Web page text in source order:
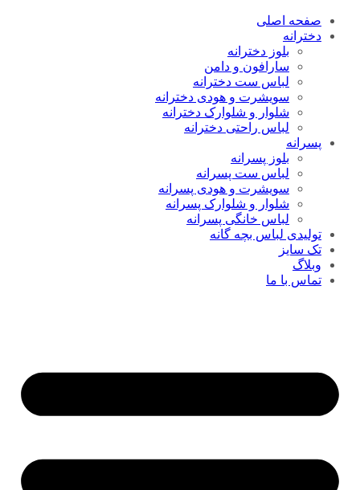
صفحه اصلی
دخترانه
بلوز دخترانه
سارافون و دامن
لباس ست دخترانه
سویشرت و هودی دخترانه
شلوار و شلوارک دخترانه
لباس راحتی دخترانه
پسرانه
بلوز پسرانه
لباس ست پسرانه
سویشرت و هودی پسرانه
شلوار و شلوارک پسرانه
لباس خانگی پسرانه
تولیدی لباس بچه گانه
تک سایز
وبلاگ
تماس با ما